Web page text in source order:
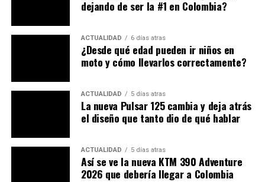
Si leyeron con atención la información recientemente
dada, hablamos de Ernst Kronreif, Hans Trunkenpolz y
la ciudad en donde todo comenzó Mattighofen – Austria.
Allí está KTM. Detallen y de una lo entenderán.
dejando de ser la #1 en Colombia?
ACTUALIDAD 6 días atras
¿Desde qué edad pueden ir niños en
moto y cómo llevarlos correctamente?
ACTUALIDAD 5 días atras
La nueva Pulsar 125 cambia y deja atrás
el diseño que tanto dio de qué hablar
ACTUALIDAD 5 días atras
Así se ve la nueva KTM 390 Adventure
2026 que debería llegar a Colombia